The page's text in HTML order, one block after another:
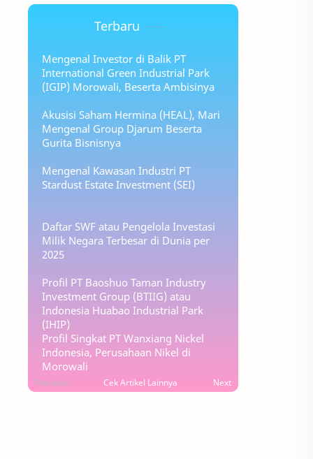
Terbaru
Mengenal Investor di Balik PT
International Green Industrial Park
(IGIP) Morowali, Beserta Ambisinya
Akusisi Saham Hermina (HEAL), Mari
Mengenal Group Djarum Beserta
Gurita Bisnisnya
Mengenal Kawasan Industri PT
Stardust Estate Investment (SEI)
Daftar SWF atau Pengelola Investasi
Milik Negara Terbesar di Dunia per
2025
Profil PT Baoshuo Taman Industry
Investment Group (BTIIG) atau
Indonesia Huabao Industrial Park
(IHIP)
Profil Singkat PT Wanxiang Nickel
Indonesia, Perusahaan Nikel di
Morowali
Previous Next
Cek Artikel Lainnya